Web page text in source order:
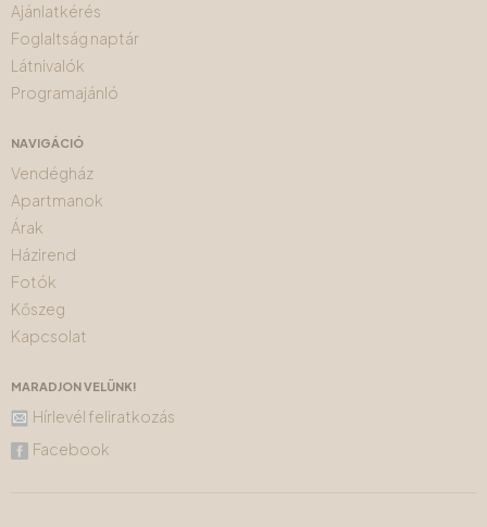
Ajánlatkérés
Foglaltság naptár
Látnivalók
Programajánló
NAVIGÁCIÓ
Vendégház
Apartmanok
Árak
Házirend
Fotók
Kőszeg
Kapcsolat
MARADJON VELÜNK!
Hírlevél feliratkozás
Facebook